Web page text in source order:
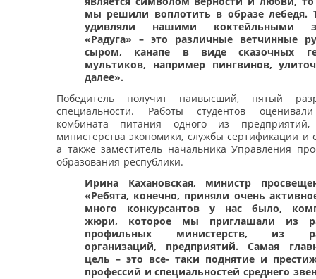
мы решили воплотить в образе лебедя.
удивляли нашими коктейльными
«Радуга» – это различные ветчинные
сыром, канапе в виде сказочных
мультиков, например пингвинов,
далее».
Победитель получит наивысший, пятый
специальности. Работы студентов
комбината питания одного из предприятий,
министерства экономики, службы сертификации и
а также заместитель начальника Управления
образования республики.
Ирина Кахановская, министр
«Ребята, конечно, приняли очень
много конкурсантов у нас было,
жюри, которое мы приглашали из
профильных министерств, из
организаций, предприятий. Самая
цель – это все- таки поднятие и
профессий и специальностей среднего